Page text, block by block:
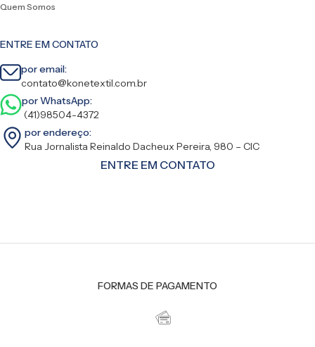
Quem Somos
ENTRE EM CONTATO
por email:
contato@konetextil.com.br
por WhatsApp:
(41)98504-4372
por endereço:
Rua Jornalista Reinaldo Dacheux Pereira, 980 – CIC
ENTRE EM CONTATO
FORMAS DE PAGAMENTO